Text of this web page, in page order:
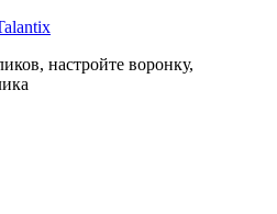
настройте воронку,